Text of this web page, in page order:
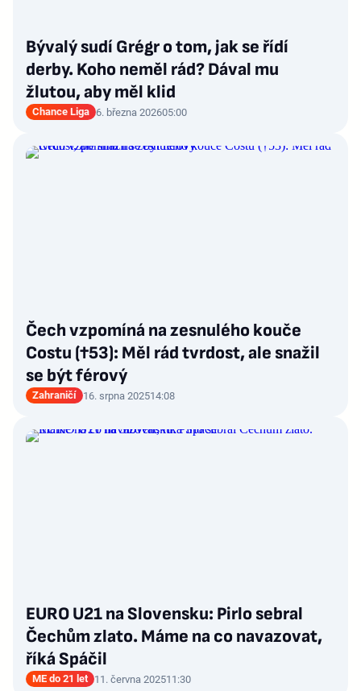
Bývalý sudí Grégr o tom, jak se řídí
derby. Koho neměl rád? Dával mu
žlutou, aby měl klid
Chance Liga 6. března 202605:00
Čech vzpomíná na zesnulého kouče
Costu (†53): Měl rád tvrdost, ale snažil
se být férový
Zahraničí 16. srpna 202514:08
EURO U21 na Slovensku: Pirlo sebral
Čechům zlato. Máme na co navazovat,
říká Spáčil
ME do 21 let 11. června 202511:30